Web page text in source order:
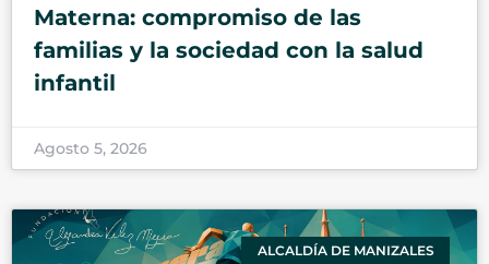
Materna: compromiso de las
familias y la sociedad con la salud
infantil
Agosto 5, 2026
ALCALDÍA DE MANIZALES